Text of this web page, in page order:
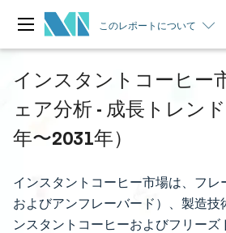
このレポートについて
インスタントコーヒー
ェア分析 - 成長トレン
年〜2031年）
インスタントコーヒー市場は、フレ
およびアンフレーバード）、製造技
ンスタントコーヒーおよびフリーズ